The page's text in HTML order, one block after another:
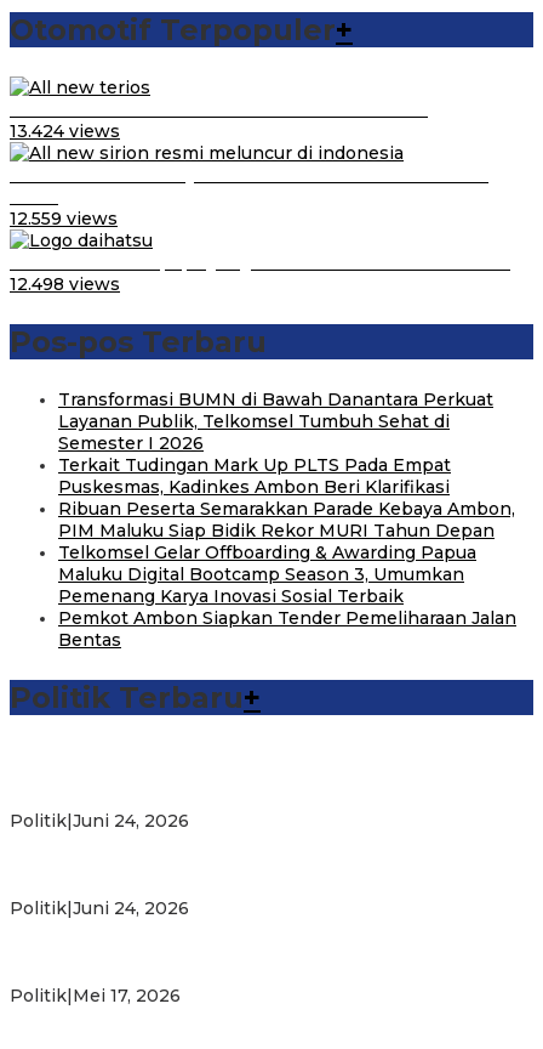
Otomotif Terpopuler+
13.424 views
12.559 views
12.498 views
Pos-pos Terbaru
Transformasi BUMN di Bawah Danantara Perkuat
Layanan Publik, Telkomsel Tumbuh Sehat di
Semester I 2026
Terkait Tudingan Mark Up PLTS Pada Empat
Puskesmas, Kadinkes Ambon Beri Klarifikasi
Ribuan Peserta Semarakkan Parade Kebaya Ambon,
PIM Maluku Siap Bidik Rekor MURI Tahun Depan
Telkomsel Gelar Offboarding & Awarding Papua
Maluku Digital Bootcamp Season 3, Umumkan
Pemenang Karya Inovasi Sosial Terbaik
Pemkot Ambon Siapkan Tender Pemeliharaan Jalan
Bentas
Politik Terbaru+
Politik Juni 24, 2026
Politik Juni 24, 2026
Politik Mei 17, 2026